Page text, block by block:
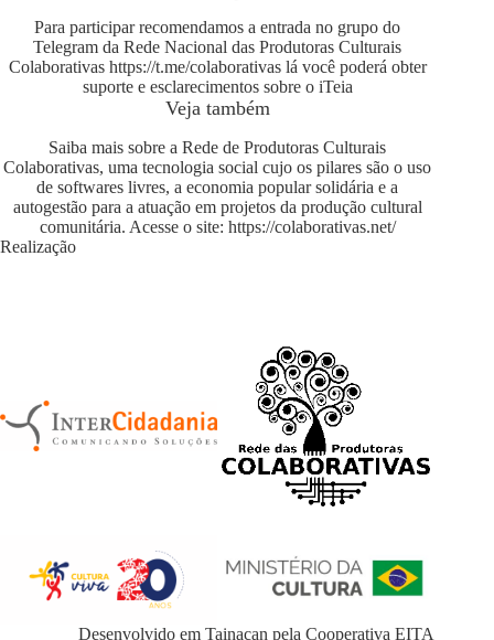
Para participar recomendamos a entrada no grupo do
Telegram da Rede Nacional das Produtoras Culturais
Colaborativas https://t.me/colaborativaslá você poderá obter
suporte e esclarecimentos sobre o iTeia
Veja também
Saiba mais sobre a Rede de Produtoras Culturais
Colaborativas, uma tecnologia social cujo os pilares são o uso
de softwares livres, a economia popular solidária e a
autogestão para a atuação em projetos da produção cultural
comunitária. Acesse o site: https://colaborativas.net/
Realização
Desenvolvido emTainacan pelaCooperativa EITA